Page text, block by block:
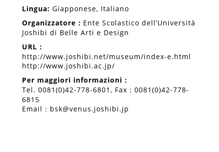
Lingua: Giapponese, Italiano
Organizzatore ： Ente Scolastico dell’Università
Joshibi di Belle Arti e Design
URL ：
http://www.joshibi.net/museum/index-e.html
http://www.joshibi.ac.jp/
Per maggiori informazioni ：
Tel. 0081(0)42-778-6801, Fax：0081(0)42-778-
6815
Email： bsk@venus.joshibi.jp